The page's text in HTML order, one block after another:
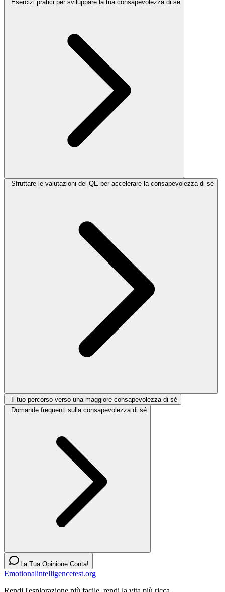
Esercizi pratici per sviluppare la tua consapevolezza di sé
Sfruttare le valutazioni del QE per accelerare la consapevolezza di sé
Il tuo percorso verso una maggiore consapevolezza di sé
Domande frequenti sulla consapevolezza di sé
La Tua Opinione Conta!
Emotionalintelligencetest.org